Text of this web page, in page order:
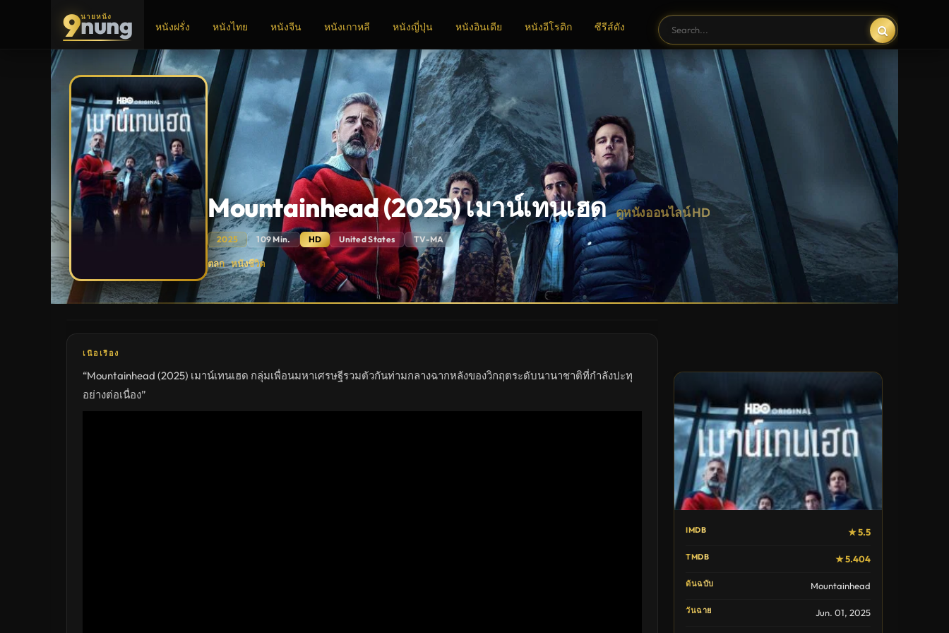
9นายหนัง
nung หนังฝรั่ง หนังไทย หนังจีน หนังเกาหลี หนังญี่ปุ่น หนังอินเดีย หนังอีโรติก ซีรีส์ดัง
ADS
Mountainhead (2025) เมาน์เทนเฮด ดูหนังออนไลน์ HD
2025 109 Min. HD United States TV-MA
Mountainhead
(2025)
เมา
น์
เท
ซับ
ไทย
ตลก · หนังชีวิต
เนื้อเรื่อง
“Mountainhead (2025) เมาน์เทนเฮด กลุ่มเพื่อนมหาเศรษฐีรวมตัวกันท่ามกลางฉากหลังของวิกฤตระดับนานาชาติที่กำลังปะทุ
อย่างต่อเนื่อง”
IMDB ★ 5.5
TMDB ★ 5.404
ต้นฉบับ Mountainhead
วันฉาย Jun. 01, 2025